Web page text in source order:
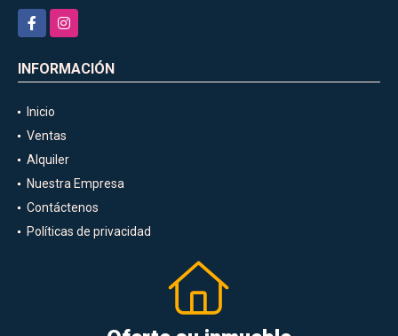
FacebookInstagram
INFORMACIÓN
Inicio
Ventas
Alquiler
Nuestra Empresa
Contáctenos
Políticas de privacidad